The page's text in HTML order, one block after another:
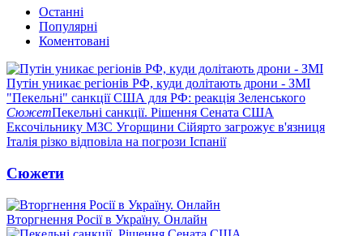
Останні
Популярні
Коментовані
Путін уникає регіонів РФ, куди долітають дрони - ЗМІ
"Пекельні" санкції США для РФ: реакція Зеленського
СюжетПекельні санкції. Рішення Сената США
Ексочільнику МЗС Угорщини Сійярто загрожує в'язниця
Італія різко відповіла на погрози Іспанії
Сюжети
Вторгнення Росії в Україну. Онлайн